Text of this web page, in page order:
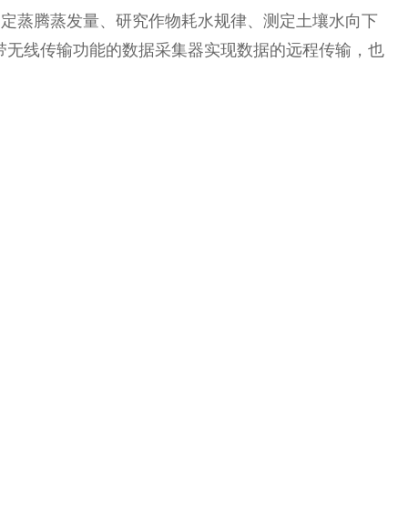
蒸腾蒸发量、研究作物耗水规律、测定土壤水向下
线传输功能的数据采集器实现数据的远程传输，也